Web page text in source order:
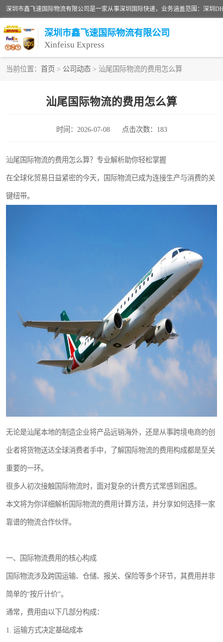
深圳市鑫飞速国际物流有限公司
Xinfeisu Express
当前位置： 首页 > 公司动态 > 汕尾国际物流的费用怎么算
汕尾国际物流的费用怎么算
时间：2026-07-08 点击次数：183
汕尾国际物流的费用怎么算？专业解析助你轻松掌握
在全球化贸易日益紧密的今天，国际物流已成为连接生产与消费的关
键纽带。
无论是汕尾本地的制造企业将产品远销海外，还是从事跨境电商的创
业者将货物送达全球消费者手中，了解国际物流的费用构成都是至关
重要的一环。
很多人初次接触国际物流时，面对复杂的计费方式常感到困惑。
本文将为你详细解析国际物流的费用计算方法，并分享如何选择一家
靠谱的物流合作伙伴。
一、国际物流费用的核心构成
国际物流涉及跨国运输、仓储、报关、保险等多个环节，其费用并非
简单的“按斤计价”。
通常，费用由以下几部分构成：
1. 运输方式决定基础成本
深圳DHL国际快递
UPS国际快递
深圳国际物流公司